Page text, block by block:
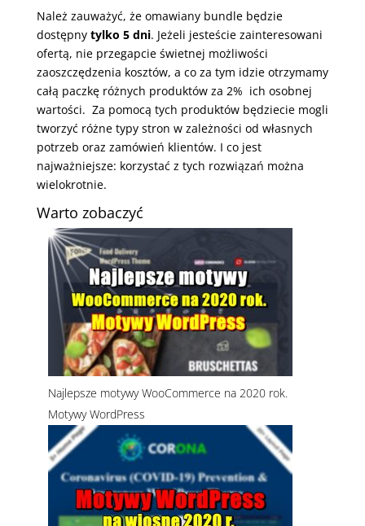
Należ zauważyć, że omawiany bundle będzie
dostępny tylko 5 dni. Jeżeli jesteście zainteresowani
ofertą, nie przegapcie świetnej możliwości
zaoszczędzenia kosztów, a co za tym idzie otrzymamy
całą paczkę różnych produktów za 2% ich osobnej
wartości. Za pomocą tych produktów będziecie mogli
tworzyć różne typy stron w zależności od własnych
potrzeb oraz zamówień klientów. I co jest
najważniejsze: korzystać z tych rozwiązań można
wielokrotnie.
Warto zobaczyć
Najlepsze motywy WooCommerce na 2020 rok.
Motywy WordPress